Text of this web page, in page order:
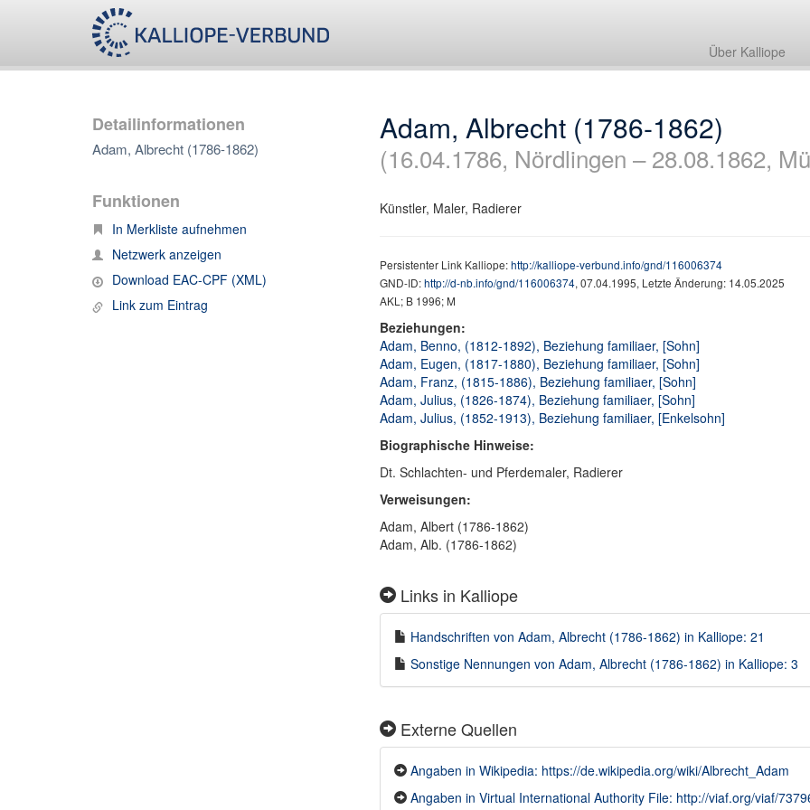
Über Kalliope
Detailinformationen
Adam, Albrecht (1786-1862)
Funktionen
In Merkliste aufnehmen
Netzwerk anzeigen
Download EAC-CPF (XML)
Link zum Eintrag
Adam, Albrecht (1786-1862)
(16.04.1786, Nördlingen – 28.08.1862,
Künstler, Maler, Radierer
Persistenter Link Kalliope:http://kalliope-verbund.info/gnd/116006374
GND-ID:http://d-nb.info/gnd/116006374, 07.04.1995, Letzte Änderung: 14.05.2025
AKL; B 1996; M
Beziehungen:
Adam, Benno, (1812-1892), Beziehung familiaer, [Sohn]
Adam, Eugen, (1817-1880), Beziehung familiaer, [Sohn]
Adam, Franz, (1815-1886), Beziehung familiaer, [Sohn]
Adam, Julius, (1826-1874), Beziehung familiaer, [Sohn]
Adam, Julius, (1852-1913), Beziehung familiaer, [Enkelsohn]
Biographische Hinweise:
Dt. Schlachten- und Pferdemaler, Radierer
Verweisungen:
Adam, Albert (1786-1862)
Adam, Alb. (1786-1862)
Links in Kalliope
Handschriften von Adam, Albrecht (1786-1862) in Kalliope: 21
Sonstige Nennungen von Adam, Albrecht (1786-1862) in Kalliope: 3
Externe Quellen
Angaben in Wikipedia: https://de.wikipedia.org/wiki/Albrecht_Adam
Angaben in Virtual International Authority File: http://viaf.org/viaf/